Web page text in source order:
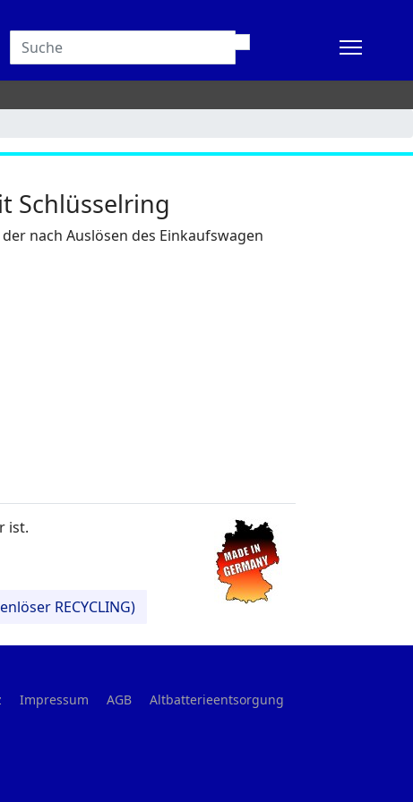
Schlüsselring
nach Auslösen des Einkaufswagen
ist.
RECYCLING)
Impressum AGB Altbatterieentsorgung